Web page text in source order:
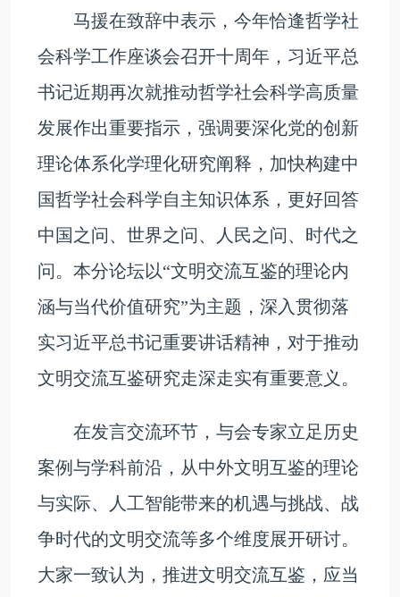
马援在致辞中表示，今年恰逢哲学社
会科学工作座谈会召开十周年，习近平总
书记近期再次就推动哲学社会科学高质量
发展作出重要指示，强调要深化党的创新
理论体系化学理化研究阐释，加快构建中
国哲学社会科学自主知识体系，更好回答
中国之问、世界之问、人民之问、时代之
问。本分论坛以“文明交流互鉴的理论内
涵与当代价值研究”为主题，深入贯彻落
实习近平总书记重要讲话精神，对于推动
文明交流互鉴研究走深走实有重要意义。
在发言交流环节，与会专家立足历史
案例与学科前沿，从中外文明互鉴的理论
与实际、人工智能带来的机遇与挑战、战
争时代的文明交流等多个维度展开研讨。
大家一致认为，推进文明交流互鉴，应当